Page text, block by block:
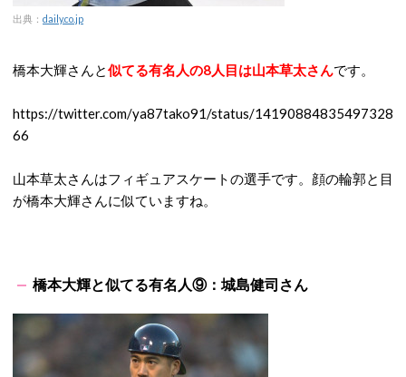
出典： daily.co.jp
橋本大輝さんと似てる有名人の8人目は山本草太さんです。
https://twitter.com/ya87tako91/status/14190884835497328
66
山本草太さんはフィギュアスケートの選手です。顔の輪郭と目
が橋本大輝さんに似ていますね。
橋本大輝と似てる有名人⑨：城島健司さん